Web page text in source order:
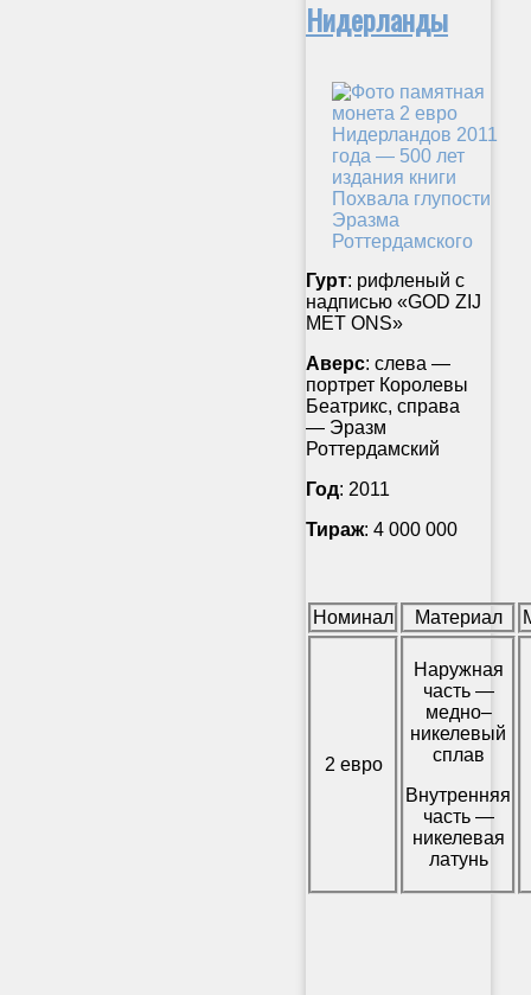
Нидерланды
Гурт: рифленый с
надписью «GOD ZIJ
MET ONS»
Аверс: слева —
портрет Королевы
Беатрикс, справа
— Эразм
Роттердамский
Год: 2011
Тираж: 4 000 000
Номинал Материал
2 евро
Наружная
часть —
медно–
никелевый
сплав
Внутренняя
часть —
никелевая
латунь